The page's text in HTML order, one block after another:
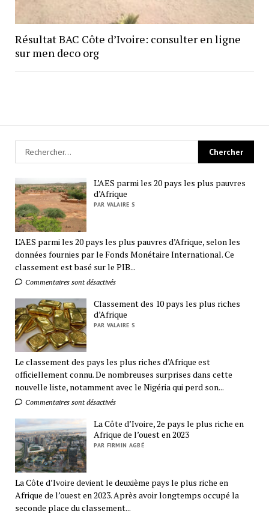
Résultat BAC Côte d’Ivoire: consulter en ligne
sur men deco org
L’AES parmi les 20 pays les plus pauvres
d’Afrique
PAR VALAIRE S
L’AES parmi les 20 pays les plus pauvres d’Afrique, selon les
données fournies par le Fonds Monétaire International. Ce
classement est basé sur le PIB...
Commentaires sont désactivés
Classement des 10 pays les plus riches
d’Afrique
PAR VALAIRE S
Le classement des pays les plus riches d’Afrique est
officiellement connu. De nombreuses surprises dans cette
nouvelle liste, notamment avec le Nigéria qui perd son...
Commentaires sont désactivés
La Côte d’Ivoire, 2e pays le plus riche en
Afrique de l’ouest en 2023
PAR FIRMIN AGBÉ
La Côte d’Ivoire devient le deuxième pays le plus riche en
Afrique de l’ouest en 2023. Après avoir longtemps occupé la
seconde place du classement...